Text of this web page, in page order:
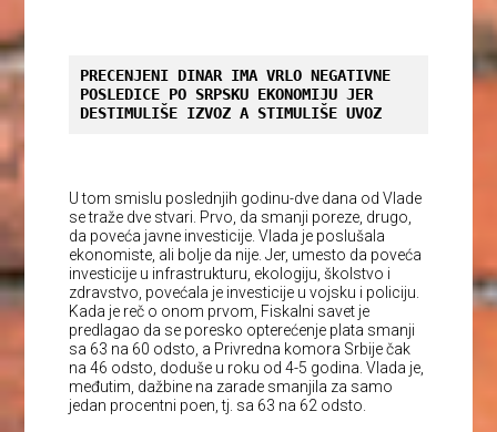
PRECENJENI DINAR IMA VRLO NEGATIVNE
POSLEDICE PO SRPSKU EKONOMIJU JER
DESTIMULIŠE IZVOZ A STIMULIŠE UVOZ
U tom smislu poslednjih godinu-dve dana od Vlade
se traže dve stvari. Prvo, da smanji poreze, drugo,
da poveća javne investicije. Vlada je poslušala
ekonomiste, ali bolje da nije. Jer, umesto da poveća
investicije u infrastrukturu, ekologiju, školstvo i
zdravstvo, povećala je investicije u vojsku i policiju.
Kada je reč o onom prvom, Fiskalni savet je
predlagao da se poresko opterećenje plata smanji
sa 63 na 60 odsto, a Privredna komora Srbije čak
na 46 odsto, doduše u roku od 4-5 godina. Vlada je,
međutim, dažbine na zarade smanjila za samo
jedan procentni poen, tj. sa 63 na 62 odsto.